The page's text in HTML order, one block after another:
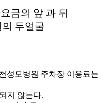
금의 앞 과 뒤
두얼굴
성모병원 주차장 이용료는
지 않는다.